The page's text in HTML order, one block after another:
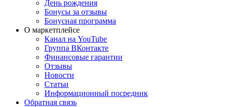
День рождения
Бонусы за отзывы
Бонусная программа
О маркетплейсе
Канал на YouTube
Группа ВКонтакте
Финансовые гарантии
Отзывы
Новости
Статьи
Информационный посредник
Обратная связь